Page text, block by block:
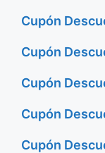
Cupón
Cupón
Cupón
Cupón
Cupón